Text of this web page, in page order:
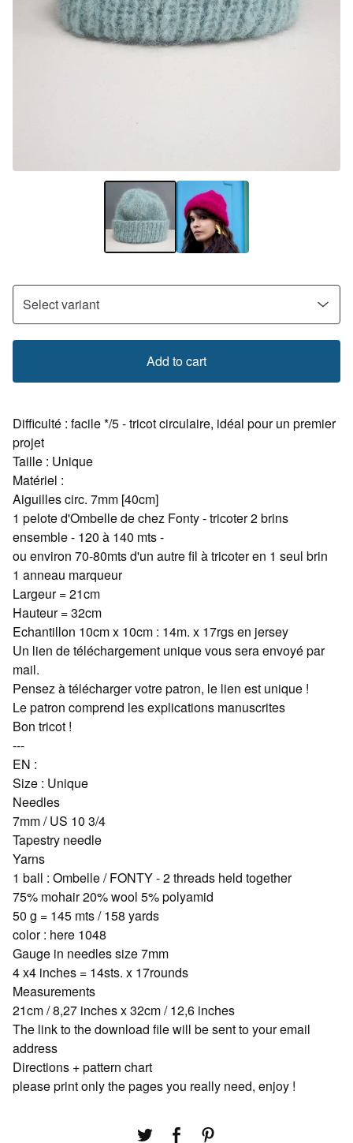
Add to cart
Difficulté : facile */5 - tricot circulaire, idéal pour un premier
projet
Taille : Unique
Matériel :
Aiguilles circ. 7mm [40cm]
1 pelote d'Ombelle de chez Fonty - tricoter 2 brins
ensemble - 120 à 140 mts -
ou environ 70-80mts d'un autre fil à tricoter en 1 seul brin
1 anneau marqueur
Largeur = 21cm
Hauteur = 32cm
Echantillon 10cm x 10cm : 14m. x 17rgs en jersey
Un lien de téléchargement unique vous sera envoyé par
mail.
Pensez à télécharger votre patron, le lien est unique !
Le patron comprend les explications manuscrites
Bon tricot !
---
EN :
Size : Unique
Needles
7mm / US 10 3/4
Tapestry needle
Yarns
1 ball : Ombelle / FONTY - 2 threads held together
75% mohair 20% wool 5% polyamid
50 g = 145 mts / 158 yards
color : here 1048
Gauge in needles size 7mm
4 x4 inches = 14sts. x 17rounds
Measurements
21cm / 8,27 inches x 32cm / 12,6 inches
The link to the download file will be sent to your email
address
Directions + pattern chart
please print only the pages you really need, enjoy !